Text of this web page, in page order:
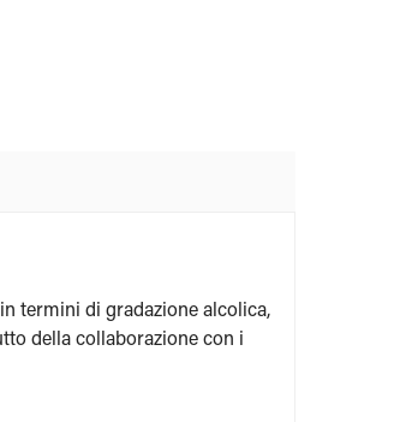
termini di gradazione alcolica,
della collaborazione con i